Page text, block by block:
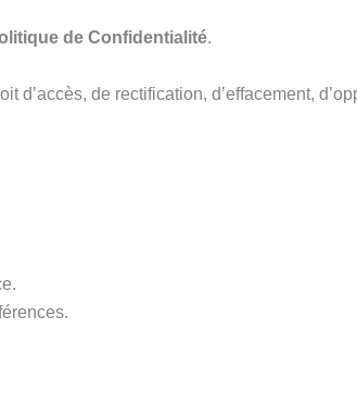
de Confidentialité.
d’accès, de rectification, d’effacement,